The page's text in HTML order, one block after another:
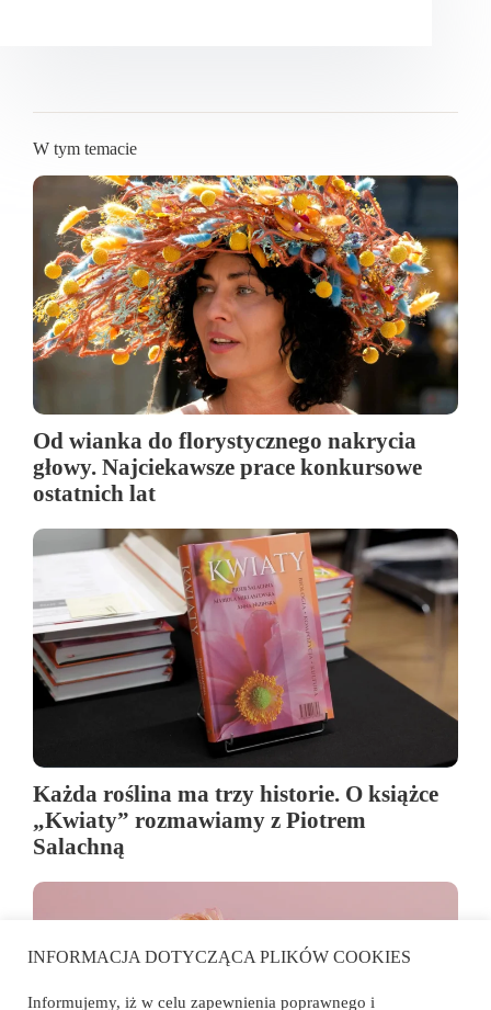
W tym temacie
Od wianka do florystycznego nakrycia
głowy. Najciekawsze prace konkursowe
ostatnich lat
Każda roślina ma trzy historie. O książce
„Kwiaty” rozmawiamy z Piotrem
Salachną
INFORMACJA DOTYCZĄCA PLIKÓW COOKIES
Informujemy, iż w celu zapewnienia poprawnego i